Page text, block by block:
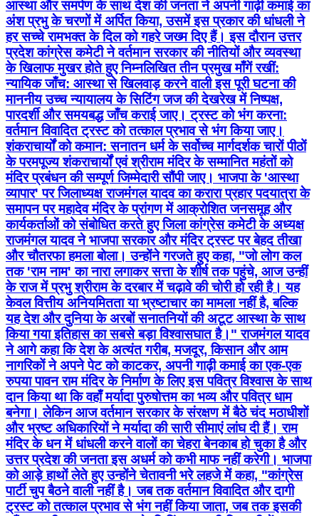
माननीय उच्च न्यायालय के सिटिंग जज की देखरेख में निष्पक्ष,
पारदर्शी और समयबद्ध जाँच कराई जाए। ट्रस्ट को भंग करना:
वर्तमान विवादित ट्रस्ट को तत्काल प्रभाव से भंग किया जाए।
शंकराचार्यों को कमान: सनातन धर्म के सर्वोच्च मार्गदर्शक चारों पीठों
के परमपूज्य शंकराचार्यों एवं श्रीराम मंदिर के सम्मानित महंतों को
मंदिर प्रबंधन की सम्पूर्ण जिम्मेदारी सौंपी जाए। भाजपा के 'आस्था
व्यापार' पर जिलाध्यक्ष राजमंगल यादव का करारा प्रहार पदयात्रा के
समापन पर महादेव मंदिर के प्रांगण में आक्रोशित जनसमूह और
कार्यकर्ताओं को संबोधित करते हुए जिला कांग्रेस कमेटी के अध्यक्ष
राजमंगल यादव ने भाजपा सरकार और मंदिर ट्रस्ट पर बेहद तीखा
और चौतरफा हमला बोला। उन्होंने गरजते हुए कहा, "जो लोग कल
तक 'राम नाम' का नारा लगाकर सत्ता के शीर्ष तक पहुंचे, आज उन्हीं
के राज में प्रभु श्रीराम के दरबार में चढ़ावे की चोरी हो रही है। यह
केवल वित्तीय अनियमितता या भ्रष्टाचार का मामला नहीं है, बल्कि
यह देश और दुनिया के अरबों सनातनियों की अटूट आस्था के साथ
किया गया इतिहास का सबसे बड़ा विश्वासघात है।" राजमंगल यादव
ने आगे कहा कि देश के अत्यंत गरीब, मजदूर, किसान और आम
नागरिकों ने अपने पेट को काटकर, अपनी गाढ़ी कमाई का एक-एक
रुपया पावन राम मंदिर के निर्माण के लिए इस पवित्र विश्वास के साथ
दान किया था कि वहाँ मर्यादा पुरुषोत्तम का भव्य और पवित्र धाम
बनेगा। लेकिन आज वर्तमान सरकार के संरक्षण में बैठे चंद मठाधीशों
और भ्रष्ट अधिकारियों ने मर्यादा की सारी सीमाएं लांघ दी हैं। राम
मंदिर के धन में धांधली करने वालों का चेहरा बेनकाब हो चुका है और
उत्तर प्रदेश की जनता इस अधर्म को कभी माफ नहीं करेगी। भाजपा
को आड़े हाथों लेते हुए उन्होंने चेतावनी भरे लहजे में कहा, "कांग्रेस
पार्टी चुप बैठने वाली नहीं है। जब तक वर्तमान विवादित और दागी
ट्रस्ट को तत्काल प्रभाव से भंग नहीं किया जाता, जब तक इसकी
जाँच माननीय उच्च न्यायालय के सिटिंग जज की निगरानी में तय
समय सीमा के भीतर नहीं होती, और जब तक मंदिर प्रबंधन की पूरी
कमान हमारे चारों पीठों के परमपूज्य शंकराचार्यों व सम्मानित संतों को
नहीं सौंप दी जाती, तब तक मऊ की सड़कों से लेकर लखनऊ और
दिल्ली की संसद तक कांग्रेस का यह न्यायप्रिय आंदोलन जारी